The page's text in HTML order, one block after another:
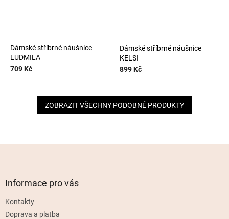
Dámské stříbrné náušnice
LUDMILA
709 Kč
Dámské stříbrné náušnice
KELSI
899 Kč
ZOBRAZIT VŠECHNY PODOBNÉ PRODUKTY
Informace pro vás
Kontakty
Doprava a platba